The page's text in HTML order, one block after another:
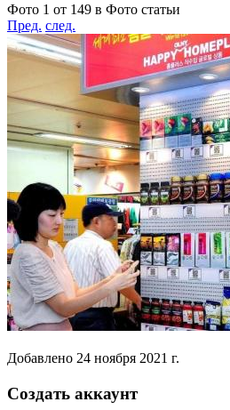
Фото 1 от 149 в Фото статьи
Пред. след.
Добавлено 24 ноября 2021 г.
Создать аккаунт